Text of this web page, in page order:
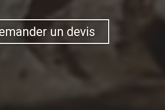
un devis